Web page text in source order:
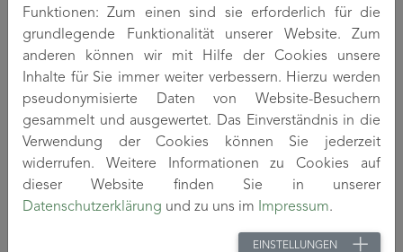
TITK-Direktor Benjamin Redlingshöfer lässt sich die
Freude über die beiden neuen iENA-Medaillen gern
anmerken: „Hierfür gilt allen beteiligten Wissenschaftlern
ein herzliches Dankeschön.“ Die Auszeichnungen
würdigten ein weiteres Mal die erfolgreichen Transfer-
Bemühungen des TITK, so Redlingshöfer. „Als
wirtschaftsnahes Forschungsinstitut sind wir bestrebt, neue
Materialien rasch für die Industrie verfügbar zu machen.
Und auch diese beiden Produkte befinden sich bereits in
der Markteinführung.“
Funktionen: Zum einen sind sie erforderlich für die
grundlegende Funktionalität unserer Website. Zum
anderen können wir mit Hilfe der Cookies unsere
Inhalte für Sie immer weiter verbessern. Hierzu werden
pseudonymisierte Daten von Website-Besuchern
gesammelt und ausgewertet. Das Einverständnis in die
Verwendung der Cookies können Sie jederzeit
widerrufen. Weitere Informationen zu Cookies auf
dieser Website finden Sie in unserer
Datenschutzerklärung und zu uns im Impressum.
EINSTELLUNGEN